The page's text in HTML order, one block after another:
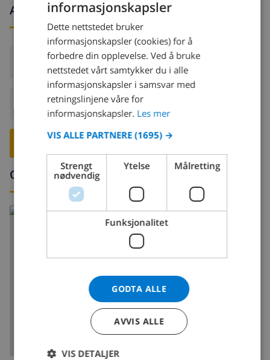
Ankomst- og avgangstider
Ankomst:Fra 16:00 før 19:00
Avreise: Før: 10:00
RESERVER DENNE VILLAEN ›
Omgivelser
VIS KART
Les mer om:
Spania >
FRENCH
SPANISH
GERMAN
DANISH
NORWEGIAN
informasjonskapsler
Dette nettstedet bruker
informasjonskapsler (cookies) for å
forbedre din opplevelse. Ved å bruke
nettstedet vårt samtykker du i alle
informasjonskapsler i samsvar med
retningslinjene våre for
informasjonskapsler. Les mer
VIS ALLE PARTNERE (1695) →
Strengt
nødvendig
Ytelse Målretting
Funksjonalitet
GODTA ALLE
AVVIS ALLE
VIS DETALJER